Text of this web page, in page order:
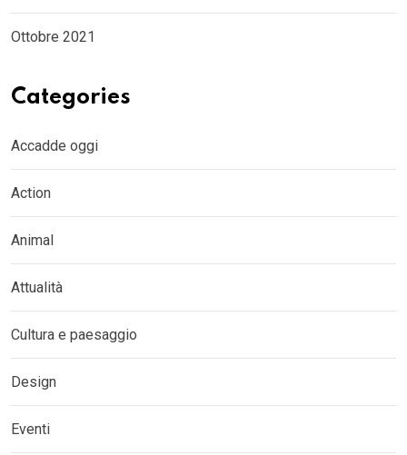
Ottobre 2021
Categories
Accadde oggi
Action
Animal
Attualità
Cultura e paesaggio
Design
Eventi